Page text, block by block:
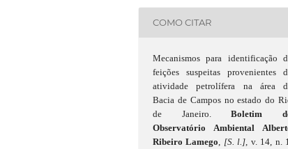
COMO CITAR
Mecanismos para identificação
feições suspeitas provenientes
atividade petrolífera na área
Bacia de Campos no estado do
de Janeiro.Boletim
Observatório Ambiental
Ribeiro Lamego
[S. l.] , v. 14, n. 1,